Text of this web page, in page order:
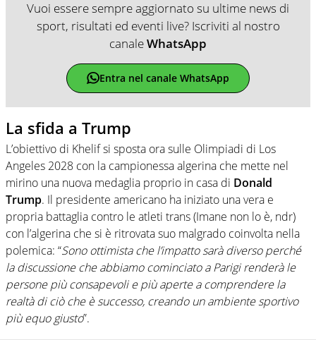
Vuoi essere sempre aggiornato su ultime news di
sport, risultati ed eventi live? Iscriviti al nostro
canaleWhatsApp
Entra nel canale WhatsApp
La sfida a Trump
L’obiettivo di Khelif si sposta ora sulle Olimpiadi di Los
Angeles 2028 con la campionessa algerina che mette nel
mirino una nuova medaglia proprio in casa di Donald
Trump. Il presidente americano ha iniziato una vera e
propria battaglia contro le atleti trans (Imane non lo è, ndr)
con l’algerina che si è ritrovata suo malgrado coinvolta nella
polemica: “Sono ottimista che l’impatto sarà diverso perché
la discussione che abbiamo cominciato a Parigi renderà le
persone più consapevoli e più aperte a comprendere la
realtà di ciò che è successo, creando un ambiente sportivo
più equo giusto”.